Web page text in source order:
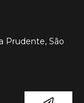
Prudente, São